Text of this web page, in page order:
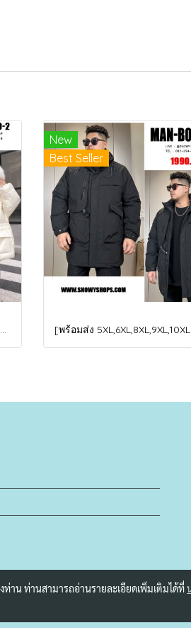
[พร้อมส่ง 110,120,150,160] [KID-C5040-2] เสื้อโค้ทกันหนาวเด็กขนเป็ดสีขาว แขนยาว มีกระเป๋าสองข้าง แบบซิปด้านหน้า หมวกฮู้ดติดเฟอร์ฟรุ้งฟริ้งใส่ติดลบกันหนาว เล่นหิมะได้ค่ะ
New
Best Seller
าน ท่านสามารถอ่านรายละเอียดเพิ่มเติมได้ที่